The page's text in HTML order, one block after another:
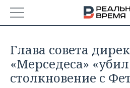
БАШКОРТОСТАН
ТАТАРСТАН
НОВОСТИ
АНАЛИТИКА
Глава совета
«Мерседеса»
столкновение с